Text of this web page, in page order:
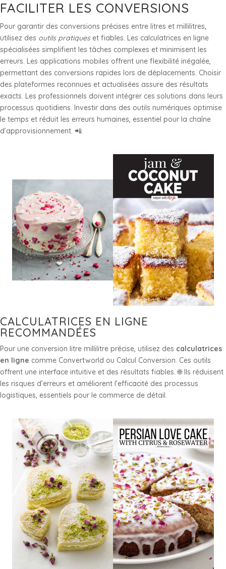
FACILITER LES CONVERSIONS
Pour garantir des conversions précises entre litres et millilitres,
utilisez des outils pratiqueset fiables. Les calculatrices en ligne
spécialisées simplifient les tâches complexes et minimisent les
erreurs. Les applications mobiles offrent une flexibilité inégalée,
permettant des conversions rapides lors de déplacements. Choisir
des plateformes reconnues et actualisées assure des résultats
exacts. Les professionnels doivent intégrer ces solutions dans leurs
processus quotidiens. Investir dans des outils numériques optimise
le temps et réduit les erreurs humaines, essentiel pour la chaîne
d’approvisionnement. 📲.
CALCULATRICES EN LIGNE
RECOMMANDÉES
Pour une conversion litre millilitre précise, utilisez des calculatrices
en ligne comme Convertworld ou Calcul Conversion. Ces outils
offrent une interface intuitive et des résultats fiables. 🌐 Ils réduisent
les risques d’erreurs et améliorent l’efficacité des processus
logistiques, essentiels pour le commerce de détail.